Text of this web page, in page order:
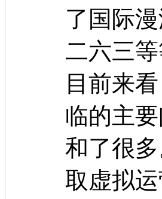
了国际
二六三等
目前来
临的主
和了很
取虚拟